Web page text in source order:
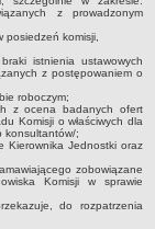
i pomiarów
z prowadzonym
posiedzeń komisji,
istnienia ustawowych
z postępowaniem o
roboczym;
z ocena badanych ofert
Komisji o właściwych dla
konsultantów/;
Kierownika Jednostki oraz
zobowiązane
Komisji w sprawie
do rozpatrzenia